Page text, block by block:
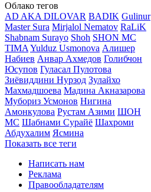
Облако тегов
AD AKA DILOVAR BADIK Gulinur
Master Sura Mirjalol Nematov RaLiK
Shabnam Surayo Shoh SHON MC
TIMA Yulduz Usmonova Алишер
Набиев Анвар Ахмедов Голибчон
Юсупов Гуласал Пулотова
Зиёвиддини Нурзод Зулайхо
Махмадшоева Мадина Акназарова
Мубориз Усмонов Нигина
Амонкулова Рустам Азими ШОН
МС Шабнами Сурайё Шахроми
Абдухалим Ясмина
Показать все теги
Написать нам
Реклама
Правообладателям